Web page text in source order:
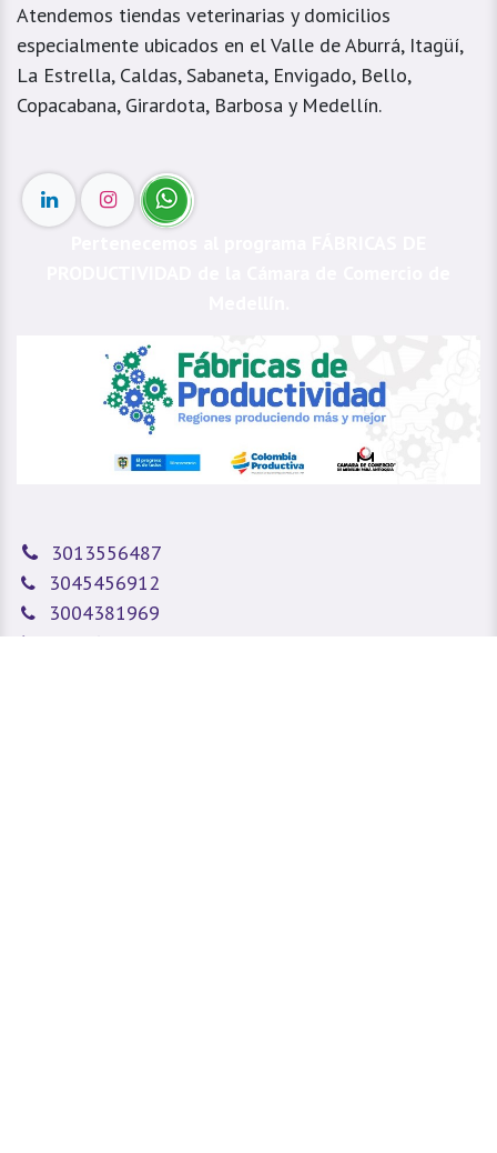
Atendemos tiendas veterinarias y domicilios
especialmente ubicados en el Valle de Aburrá, Itagüí,
La Estrella, Caldas, Sabaneta, Envigado, Bello,
Copacabana, Girardota, Barbosa y Medellín.
3013556487
3045456912
3004381969
6045085275